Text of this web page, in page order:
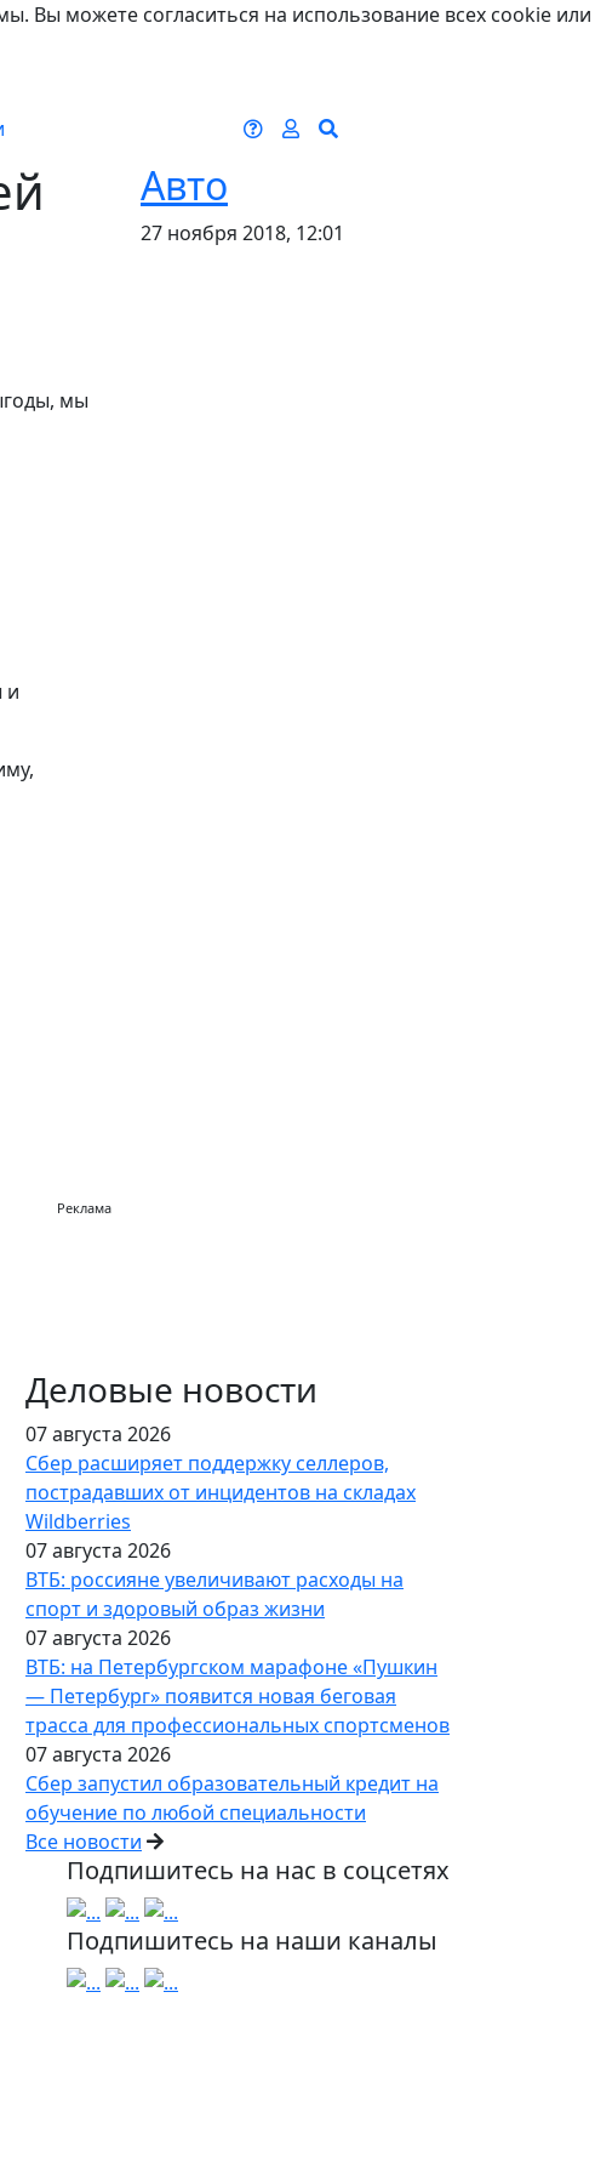
Вы можете согласиться на использование всех cookie или
Авто
27 ноября 2018, 12:01
мы
и
Реклама
Деловые новости
07 августа 2026
Сбер расширяет поддержку селлеров,
пострадавших от инцидентов на складах
Wildberries
07 августа 2026
ВТБ: россияне увеличивают расходы на
спорт и здоровый образ жизни
07 августа 2026
ВТБ: на Петербургском марафоне «Пушкин
— Петербург» появится новая беговая
трасса для профессиональных спортсменов
07 августа 2026
Сбер запустил образовательный кредит на
обучение по любой специальности
Все новости
Подпишитесь на нас в соцсетях
Подпишитесь на наши каналы